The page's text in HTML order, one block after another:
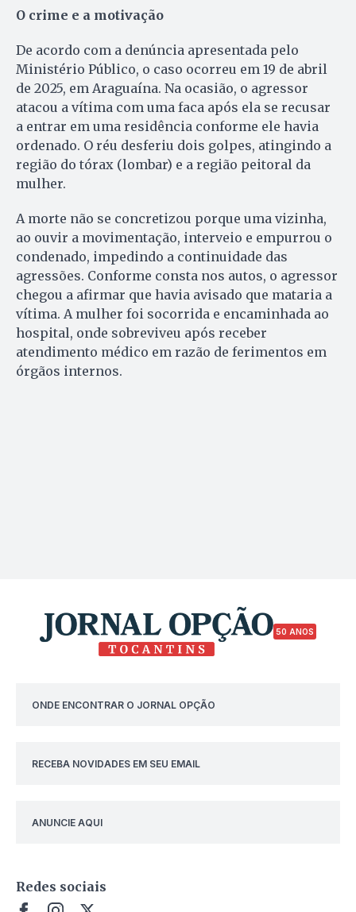
O crime e a motivação
De acordo com a denúncia apresentada pelo
Ministério Público, o caso ocorreu em 19 de abril
de 2025, em Araguaína. Na ocasião, o agressor
atacou a vítima com uma faca após ela se recusar
a entrar em uma residência conforme ele havia
ordenado. O réu desferiu dois golpes, atingindo a
região do tórax (lombar) e a região peitoral da
mulher.
A morte não se concretizou porque uma vizinha,
ao ouvir a movimentação, interveio e empurrou o
condenado, impedindo a continuidade das
agressões. Conforme consta nos autos, o agressor
chegou a afirmar que havia avisado que mataria a
vítima. A mulher foi socorrida e encaminhada ao
hospital, onde sobreviveu após receber
atendimento médico em razão de ferimentos em
órgãos internos.
50 ANOS
ONDE ENCONTRAR O JORNAL OPÇÃO
RECEBA NOVIDADES EM SEU EMAIL
ANUNCIE AQUI
Redes sociais